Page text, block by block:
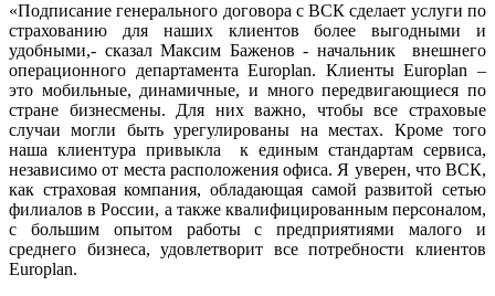
«Подписание генерального договора с ВСК сделает услуги по
страхованию для наших клиентов более выгодными и
удобными,- сказал Максим Баженов - начальник внешнего
операционного департаментаEuroplan. КлиентыEuroplan –
это мобильные, динамичные, и много передвигающиеся по
стране бизнесмены. Для них важно, чтобы все страховые
случаи могли быть урегулированы на местах. Кроме того
наша клиентура привыкла
к единым стандартам сервиса,
независимо от места расположения офиса. Я уверен, что ВСК,
как страховая компания, обладающая самой развитой сетью
филиалов в России, а также квалифицированным персоналом,
с большим опытом работы с предприятиями малого и
среднего бизнеса, удовлетворит все потребности клиентов
Europlan.